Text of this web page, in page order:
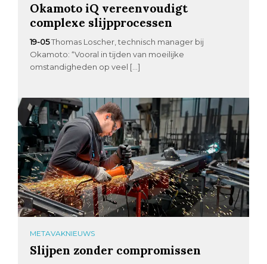
Okamoto iQ vereenvoudigt
complexe slijpprocessen
19-05Thomas Loscher, technisch manager bij
Okamoto: “Vooral in tijden van moeilijke
omstandigheden op veel […]
METAVAKNIEUWS
Slijpen zonder compromissen